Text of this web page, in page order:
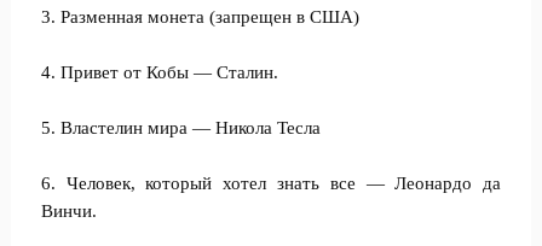
3. Разменная монета (запрещен в США)
4. Привет от Кобы — Сталин.
5. Властелин мира — Никола Тесла
6. Человек, который хотел знать все — Леонардо да
Винчи.